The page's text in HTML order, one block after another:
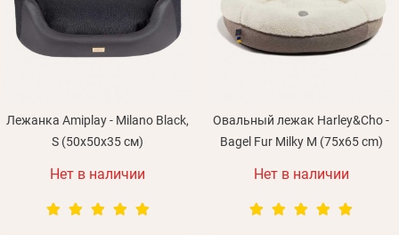
Лежанка Amiplay - Milano Black,
S (50x50x35 см)
Нет в наличии
Овальный лежак Harley&Cho -
Bagel Fur Milky M (75х65 cm)
Нет в наличии